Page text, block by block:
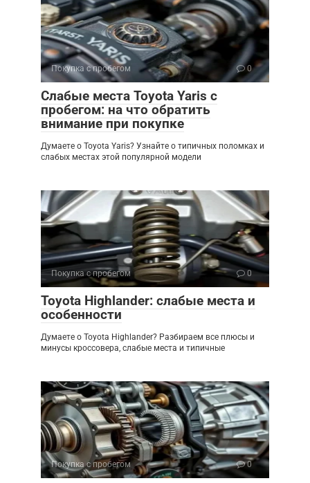
Покупка с пробегом 0
Слабые места Toyota Yaris с
пробегом: на что обратить
внимание при покупке
Думаете о Toyota Yaris? Узнайте о типичных поломках и
слабых местах этой популярной модели
Покупка с пробегом 0
Toyota Highlander: слабые места и
особенности
Думаете о Toyota Highlander? Разбираем все плюсы и
минусы кроссовера, слабые места и типичные
Покупка с пробегом 0